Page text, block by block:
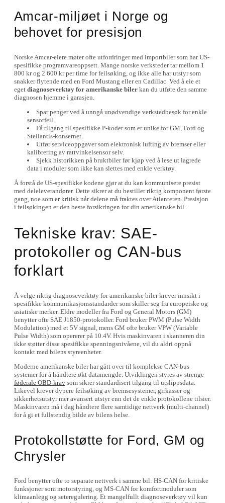
Amcar-miljøet i Norge og
behovet for presisjon
Norske Amcar-eiere møter ofte utfordringer med importbiler som har US-
spesifikke programvareoppsett. Mange norske verksteder tar mellom 1
800 kr og 2 600 kr per time for feilsøking, og ikke alle har utstyr som
snakker flytende med en Ford Mustang eller en Cadillac. Ved å eie et
eget diagnoseverktøy for amerikanske bilerkan du utføre den samme
diagnosen hjemme i garasjen.
Spar penger ved å unngå unødvendige verkstedbesøk for enkle
sensorfeil.
Få tilgang til spesifikke P-koder som er unike for GM, Ford og
Stellantis-konsernet.
Utfør serviceoppgaver som elektronisk lufting av bremser eller
kalibrering av rattvinkelsensor selv.
Sjekk historikken på bruktbiler før kjøp ved å lese ut lagrede
data i moduler som ikke kan slettes med enkle verktøy.
Å forstå de US-spesifikke kodene gjør at du kan kommunisere presist
med deleleverandører. Dette sikrer at du bestiller riktig komponent første
gang, noe som er kritisk når delene må fraktes over Atlanteren. Presisjon
i feilsøkingen er den beste forsikringen for din amerikanske bil.
Tekniske krav: SAE-
protokoller og CAN-bus
forklart
Å velge riktig diagnoseverktøy for amerikanske biler krever innsikt i
spesifikke kommunikasjonsstandarder som skiller seg fra europeiske og
asiatiske merker. Eldre modeller fra Ford og General Motors (GM)
benytter ofte SAE J1850-protokoller. Ford bruker PWM (Pulse Width
Modulation) med et 5V signal, mens GM ofte bruker VPW (Variable
Pulse Width) som opererer på 10.4V. Hvis maskinvaren i skanneren din
ikke støtter disse spesifikke spenningsnivåene, vil du aldri oppnå
kontakt med bilens styreenheter.
Moderne amerikanske biler har gått over til komplekse CAN-bus
systemer for å håndtere økt datamengde. Utviklingen styres av strenge
føderale OBD-kravsom sikrer standardisert tilgang til utslippsdata.
Likevel krever dypere feilsøking av bremsesystemer, girkasser og
sikkerhetsutstyr mer avansert utstyr enn det de enkle protokollene tilsier.
Maskinvaren må i dag håndtere flere samtidige nettverk (multi-channel)
for å gi et fullstendig bilde av bilens helse.
Protokollstøtte for Ford, GM og
Chrysler
Ford benytter ofte to separate nettverk i samme bil: HS-CAN for kritiske
funksjoner som motorstyring, og MS-CAN for komfortmoduler som
klimaanlegg og seteregulering. Et mangelfullt diagnoseverktøy vil kun